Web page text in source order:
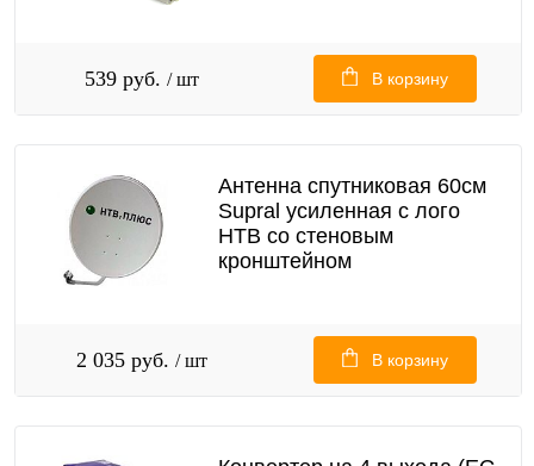
539 руб. / шт В корзину
Антенна спутниковая 60см
Supral усиленная с лого
НТВ со стеновым
кронштейном
2 035 руб. / шт В корзину